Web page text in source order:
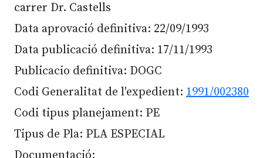
carrer Dr. Castells
Data aprovació definitiva: 22/09/1993
Data publicació definitiva: 17/11/1993
Publicacio definitiva: DOGC
Codi Generalitat de l'expedient: 1991/002380
Codi tipus planejament: PE
Tipus de Pla: PLA ESPECIAL